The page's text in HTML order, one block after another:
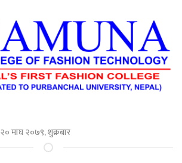
२० माघ २०७९, शुक्रबार